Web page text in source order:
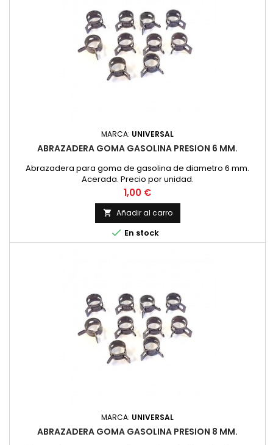
MARCA: UNIVERSAL
ABRAZADERA GOMA GASOLINA PRESION 6 MM.
Abrazadera para goma de gasolina de diametro 6 mm.
Acerada. Precio por unidad.
Precio
1,00 €
 Añadir al carro
 En stock
MARCA: UNIVERSAL
ABRAZADERA GOMA GASOLINA PRESION 8 MM.